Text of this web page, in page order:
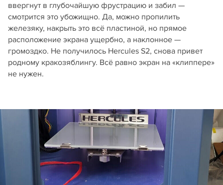
ввергнут в глубочайшую фрустрацию и забил —
смотрится это убожищно. Да, можно пропилить
железяку, накрыть это всё пластиной, но прямое
расположение экрана ущербно, а наклонное —
громоздко. Не получилось Hercules S2, снова привет
родному кракозяблингу. Всё равно экран на «клиппере»
не нужен.